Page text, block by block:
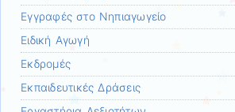
Εγγραφές στο Νηπιαγωγείο
Ειδική Αγωγή
Εκδρομές
Εκπαιδευτικές Δράσεις